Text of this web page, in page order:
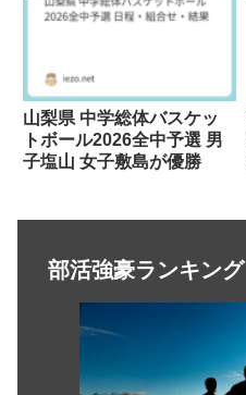
山梨県 中学総体バスケッ
トボール2026全中予選 男
子塩山 女子敷島が優勝
部活強豪ランキング